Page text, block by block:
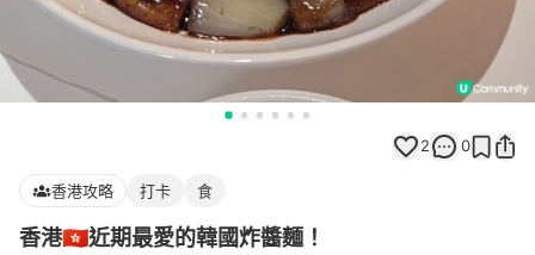
2 0
香港攻略 打卡 食
香港🇭🇰近期最愛的韓國炸醬麵！